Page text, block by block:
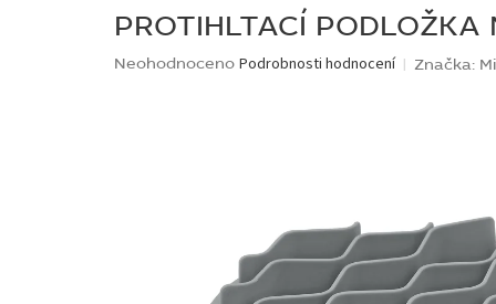
PROTIHLTACÍ
Průměrné
Neohodnoceno Podrobnosti hodnocení Značka: